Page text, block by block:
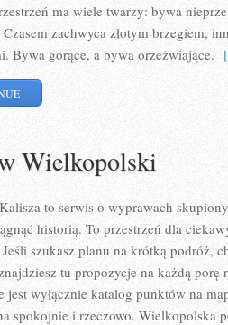
ma wiele twarzy: bywa
zachwyca złotym brzegiem,
Bywa gorące, a bywa orzeźwiające.
Wielkopolski
to serwis o wyprawach
historią. To przestrzeń dla
szukasz planu na krótką podróż,
tu propozycje na każdą porę
jest wyłącznie katalog punktów na
spokojnie i rzeczowo. Wielkopolska